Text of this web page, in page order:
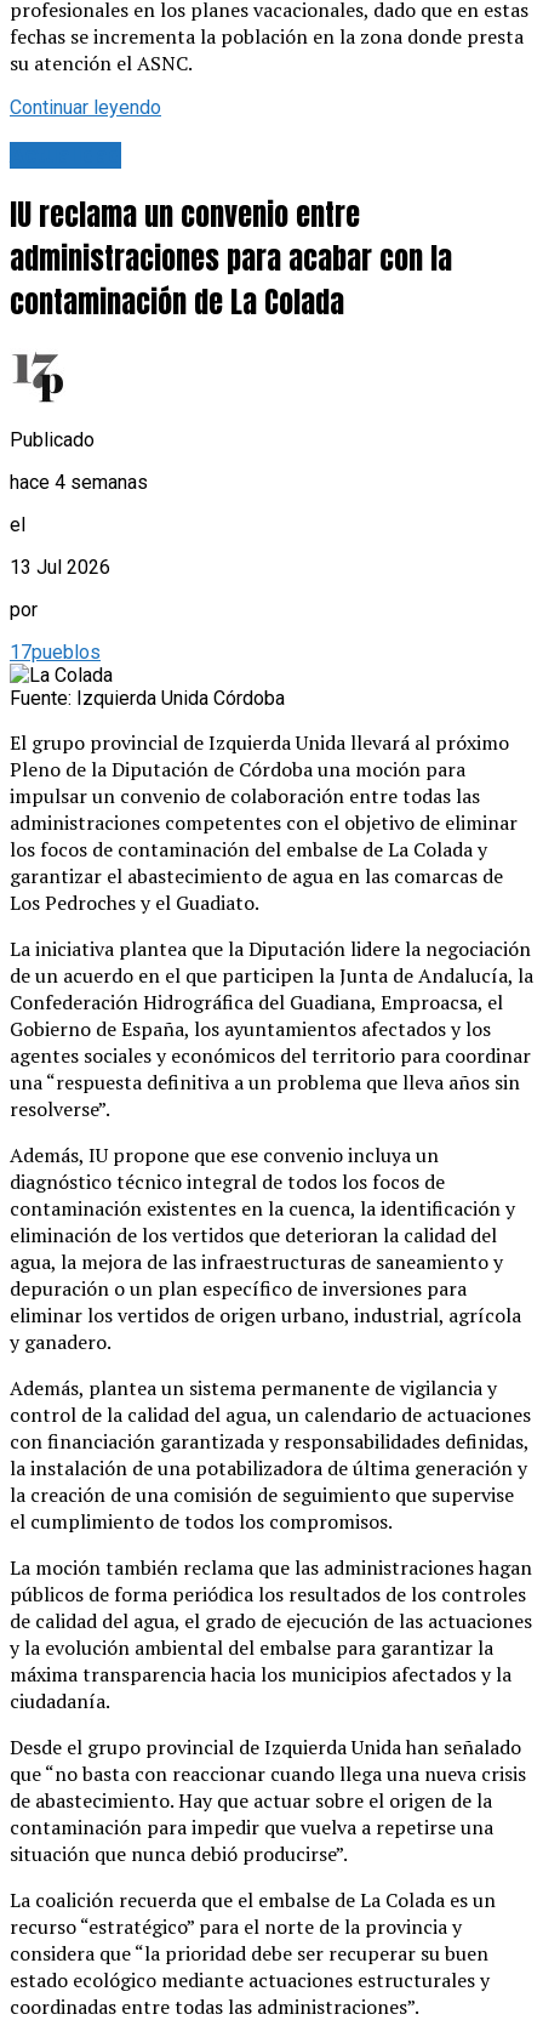
profesionales en los planes vacacionales, dado que en estas
fechas se incrementa la población en la zona donde presta
su atención el ASNC.
Continuar leyendo
IU reclama un convenio entre
administraciones para acabar con la
contaminación de La Colada
Publicado
hace 4 semanas
el
13 Jul 2026
por
17pueblos
Fuente: Izquierda Unida Córdoba
El grupo provincial de Izquierda Unida llevará al próximo
Pleno de la Diputación de Córdoba una moción para
impulsar un convenio de colaboración entre todas las
administraciones competentes con el objetivo de eliminar
los focos de contaminación del embalse de La Colada y
garantizar el abastecimiento de agua en las comarcas de
Los Pedroches y el Guadiato.
La iniciativa plantea que la Diputación lidere la negociación
de un acuerdo en el que participen la Junta de Andalucía, la
Confederación Hidrográfica del Guadiana, Emproacsa, el
Gobierno de España, los ayuntamientos afectados y los
agentes sociales y económicos del territorio para coordinar
una “respuesta definitiva a un problema que lleva años sin
resolverse”.
Además, IU propone que ese convenio incluya un
diagnóstico técnico integral de todos los focos de
contaminación existentes en la cuenca, la identificación y
eliminación de los vertidos que deterioran la calidad del
agua, la mejora de las infraestructuras de saneamiento y
depuración o un plan específico de inversiones para
eliminar los vertidos de origen urbano, industrial, agrícola
y ganadero.
Además, plantea un sistema permanente de vigilancia y
control de la calidad del agua, un calendario de actuaciones
con financiación garantizada y responsabilidades definidas,
la instalación de una potabilizadora de última generación y
la creación de una comisión de seguimiento que supervise
el cumplimiento de todos los compromisos.
La moción también reclama que las administraciones hagan
públicos de forma periódica los resultados de los controles
de calidad del agua, el grado de ejecución de las actuaciones
y la evolución ambiental del embalse para garantizar la
máxima transparencia hacia los municipios afectados y la
ciudadanía.
Desde el grupo provincial de Izquierda Unida han señalado
que “no basta con reaccionar cuando llega una nueva crisis
de abastecimiento. Hay que actuar sobre el origen de la
contaminación para impedir que vuelva a repetirse una
situación que nunca debió producirse”.
La coalición recuerda que el embalse de La Colada es un
recurso “estratégico” para el norte de la provincia y
considera que “la prioridad debe ser recuperar su buen
estado ecológico mediante actuaciones estructurales y
coordinadas entre todas las administraciones”.